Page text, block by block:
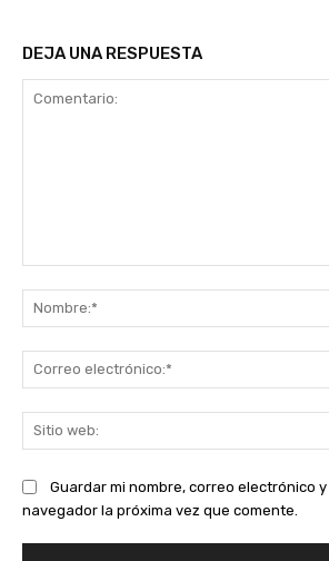
DEJA UNA RESPUESTA
Guardar mi nombre, correo electrónico
navegador la próxima vez que comente.